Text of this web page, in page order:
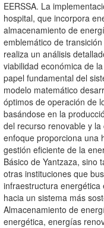
EERSSA. La
hospital, que incorpora
almacenamiento de
emblemático de
realiza un análisis
viabilidad económica de
papel fundamental del
modelo matemático
óptimos de operación de
basándose en la
del recurso renovable y
enfoque proporciona una
gestión eficiente de la
Básico de Yantzaza, sino
otras instituciones que
infraestructura
hacia un sistema más
Almacenamiento de
energética, energías